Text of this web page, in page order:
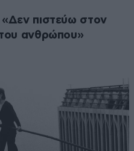
«Δεν πιστεύω στον
ανθρώπου»